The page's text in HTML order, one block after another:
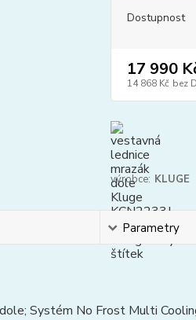
Dostupnost
17 990
14 868 Kč bez
výrobce: KLUGE
Parametry
Systém No Frost Multi